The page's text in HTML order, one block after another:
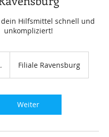
Hilfsmittel schnell und
unkompliziert!
i
.
Filiale Ravensburg
Weiter